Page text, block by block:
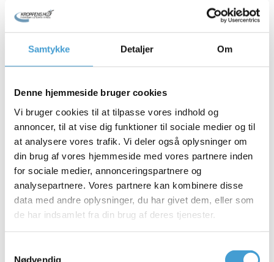
Samtykke Detaljer Om
Denne hjemmeside bruger cookies
Vi bruger cookies til at tilpasse vores indhold og
annoncer, til at vise dig funktioner til sociale medier og til
at analysere vores trafik. Vi deler også oplysninger om
din brug af vores hjemmeside med vores partnere inden
for sociale medier, annonceringspartnere og
analysepartnere. Vores partnere kan kombinere disse
data med andre oplysninger, du har givet dem, eller som
de har indsamlet fra din brug af deres tjenester.
Nødvendig
Utilsigtede hændelser
Tværfagligt samarbejde
Neurologihold
Osteoporosehold
Ball room fitness dance for Sclerose- og
Parkinsonpatienter
Knætræning på hold
Parkinsonhold
psoriasisgigt holdtræning
Raske syge
Rygtræning på hold
Skuldertræning på hold
Kranio sakral terapi